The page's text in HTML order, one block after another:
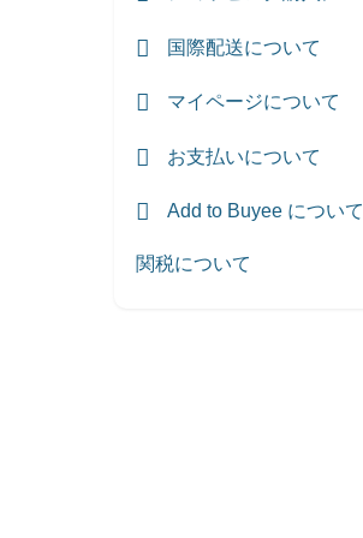
国際配送について
マイページについて
お支払いについて
Add to Buyee について
関税について